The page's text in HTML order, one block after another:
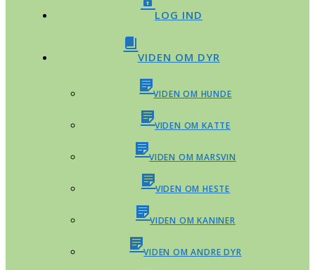
LOG IND
VIDEN OM DYR
VIDEN OM HUNDE
VIDEN OM KATTE
VIDEN OM MARSVIN
VIDEN OM HESTE
VIDEN OM KANINER
VIDEN OM ANDRE DYR